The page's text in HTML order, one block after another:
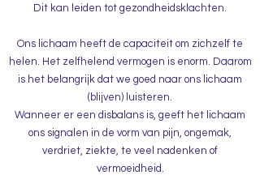
Dit kan leiden tot gezondheidsklachten.
Ons lichaam heeft de capaciteit om zichzelf te
helen. Het zelfhelend vermogen is enorm. Daarom
is het belangrijk dat we goed naar ons lichaam
(blijven) luisteren.
Wanneer er een disbalans is, geeft het lichaam
ons signalen in de vorm van pijn, ongemak,
verdriet, ziekte, te veel nadenken of
vermoeidheid.